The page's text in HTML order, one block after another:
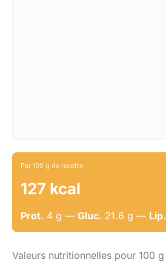
Par 100 g de recette
127 kcal
Prot. 4 g — Gluc. 21.6 g — Lip.
Valeurs nutritionnelles pour 100 g